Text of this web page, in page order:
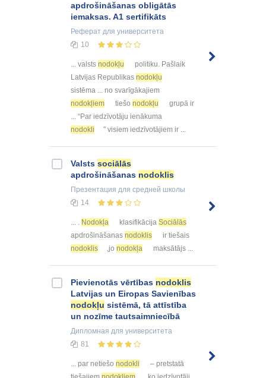
apdrošināšanas obligātās
iemaksas. A1 sertifikāts
Реферат для университета
10
... valsts nodokļu
politiku. Pašlaik
Latvijas Republikas nodokļu
sistēma ... no svarīgākajiem
nodokļiem
tiešo nodokļu
grupā ir
... “Par iedzīvotāju ienākuma
nodokli
” visiem iedzīvotājiem ir ...
Valsts sociālās
apdrošināšanas nodoklis
Презентация для средней школы
14
... . Nodokļa klasifikācija Sociālās
apdrošināšanas nodoklis
ir tiešais
nodoklis
,jo nodokļa maksātājs ...
Pievienotās vērtības nodoklis
Latvijas un Eiropas Savienības
nodokļu sistēmā, tā attīstība
un nozīme tautsaimniecībā
Дипломная для университета
81
... par netiešo nodokli
– pretstatā